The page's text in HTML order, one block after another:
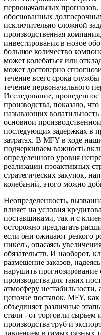
первоначальных прогнозов.
обоснованных
исключительно сложной
производственная
инвестирования в новое
большое количество
может колебаться или
может достоверно
течение всего срока
течение первоначального
Исследование,
производства, показало,
называющих волатильность
основной
последующих задержках в
затратах. В MFY в ходе
подчеркиваем важность
определенного уровня
реализации проактивных
стратегических закупок,
колебаний, этого можно
Неопределенность,
влияет на условия
поставщиками, так и с
осторожно предлагать
если они ожидают резкого
никель, опасаясь
обязательств. И наоборот,
размещение заказов,
нарушить прогнозирование
производства для таких
атмосферу нестабильности,
цепочке поставок. MFY,
объединяет различные
стали - от торговли сырьем
производства труб и
давлением в самых разных